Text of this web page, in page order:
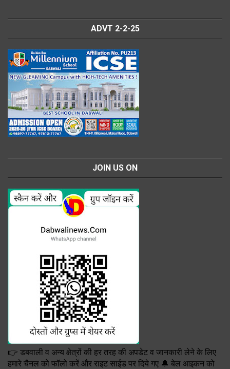
ADVT 2-2-25
JOIN US ON
👉 डबवाली व अन्य क्षेत्रों की हर तरह की अपडेट व जानकारी लेने के लिए
हमारे चैनल को फॉलो करें और राइट साईड पर दिये गए 🔔 बेल आइकन को